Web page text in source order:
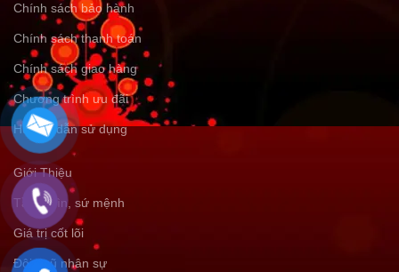
Chính sách bảo hành
Chính sách thanh toán
Chính sách giao hàng
Chương trình ưu đãi
Hướng dẫn sử dụng
Giới Thiệu
Tầm nhìn, sứ mệnh
Giá trị cốt lõi
Đội ngũ nhân sự